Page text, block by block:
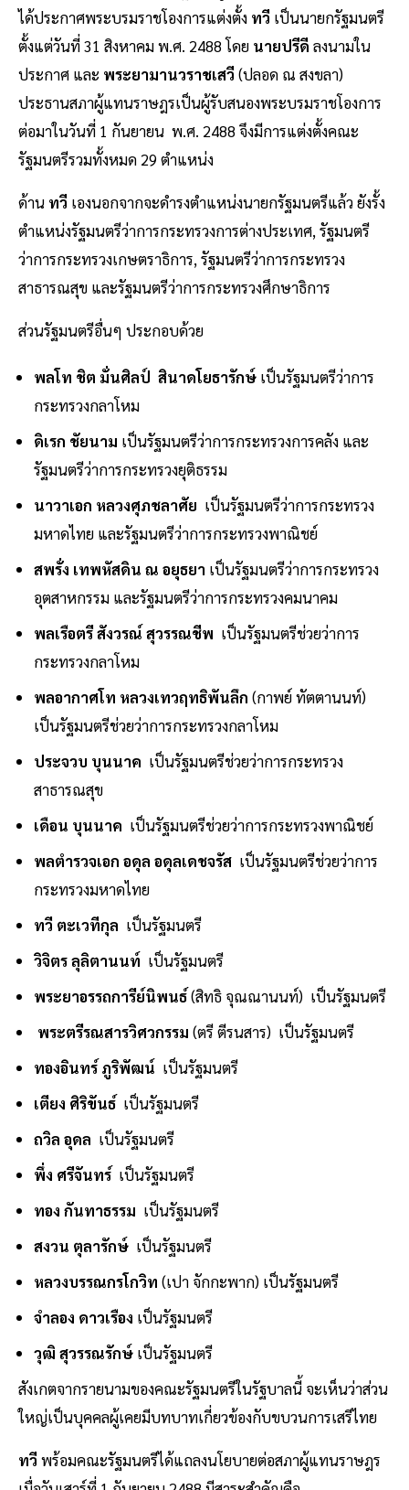
ได้ประกาศพระบรมราชโองการแต่งตั้ง ทวี เป็นนายกรัฐมนตรี
ตั้งแต่วันที่ 31 สิงหาคม พ.ศ. 2488 โดย นายปรีดี ลงนามใน
ประกาศ และ พระยามานวราชเสวี(ปลอด ณ สงขลา)
ประธานสภาผู้แทนราษฎรเป็นผู้รับสนองพระบรมราชโองการ
ต่อมาในวันที่ 1 กันยายน พ.ศ. 2488 จึงมีการแต่งตั้งคณะ
รัฐมนตรีรวมทั้งหมด 29 ตำแหน่ง
ด้าน ทวี เองนอกจากจะดำรงตำแหน่งนายกรัฐมนตรีแล้ว ยังรั้ง
ตำแหน่งรัฐมนตรีว่าการกระทรวงการต่างประเทศ, รัฐมนตรี
ว่าการกระทรวงเกษตราธิการ, รัฐมนตรีว่าการกระทรวง
สาธารณสุข และรัฐมนตรีว่าการกระทรวงศึกษาธิการ
ส่วนรัฐมนตรีอื่นๆ ประกอบด้วย
พลโท ชิต มั่นศิลป์ สินาดโยธารักษ์ เป็นรัฐมนตรีว่าการ
กระทรวงกลาโหม
ดิเรก ชัยนาม เป็นรัฐมนตรีว่าการกระทรวงการคลัง และ
รัฐมนตรีว่าการกระทรวงยุติธรรม
นาวาเอก หลวงศุภชลาศัย เป็นรัฐมนตรีว่าการกระทรวง
มหาดไทย และรัฐมนตรีว่าการกระทรวงพาณิชย์
สพรั่ง เทพหัสดิน ณ อยุธยา เป็นรัฐมนตรีว่าการกระทรวง
อุตสาหกรรม และรัฐมนตรีว่าการกระทรวงคมนาคม
พลเรือตรี สังวรณ์ สุวรรณชีพ เป็นรัฐมนตรีช่วยว่าการ
กระทรวงกลาโหม
พลอากาศโท หลวงเทวฤทธิพันลึก (กาพย์ ทัตตานนท์)
เป็นรัฐมนตรีช่วยว่าการกระทรวงกลาโหม
ประจวบ บุนนาค เป็นรัฐมนตรีช่วยว่าการกระทรวง
สาธารณสุข
เดือน บุนนาค เป็นรัฐมนตรีช่วยว่าการกระทรวงพาณิชย์
พลตำรวจเอก อดุล อดุลเดชจรัสเป็นรัฐมนตรีช่วยว่าการ
กระทรวงมหาดไทย
ทวี ตะเวทีกุล เป็นรัฐมนตรี
วิจิตร ลุลิตานนท์ เป็นรัฐมนตรี
พระยาอรรถการีย์นิพนธ์(สิทธิ จุณณานนท์) เป็นรัฐมนตรี
พระตรีรณสารวิศวกรรม (ตรี ตีรนสาร) เป็นรัฐมนตรี
ทองอินทร์ ภูริพัฒน์ เป็นรัฐมนตรี
เตียง ศิริขันธ์เป็นรัฐมนตรี
ถวิล อุดล เป็นรัฐมนตรี
พึ่ง ศรีจันทร์เป็นรัฐมนตรี
ทอง กันทาธรรม เป็นรัฐมนตรี
สงวน ตุลารักษ์ เป็นรัฐมนตรี
หลวงบรรณกรโกวิท (เปา จักกะพาก) เป็นรัฐมนตรี
จำลอง ดาวเรือง เป็นรัฐมนตรี
วุฒิ สุวรรณรักษ์เป็นรัฐมนตรี
สังเกตจากรายนามของคณะรัฐมนตรีในรัฐบาลนี้ จะเห็นว่าส่วน
ใหญ่เป็นบุคคลผู้เคยมีบทบาทเกี่ยวข้องกับขบวนการเสรีไทย
ทวีพร้อมคณะรัฐมนตรีได้แถลงนโยบายต่อสภาผู้แทนราษฎร